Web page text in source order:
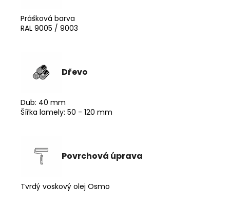
Prášková barva
RAL 9005 / 9003
Dřevo
Dub: 40 mm
Šířka lamely: 50 - 120 mm
Povrchová úprava
Tvrdý voskový olej Osmo